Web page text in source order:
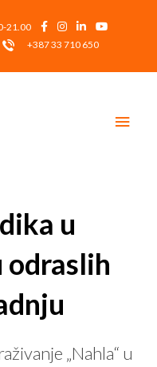
21.00
+387 33 710 650
u
odraslih
„Nahla“ u